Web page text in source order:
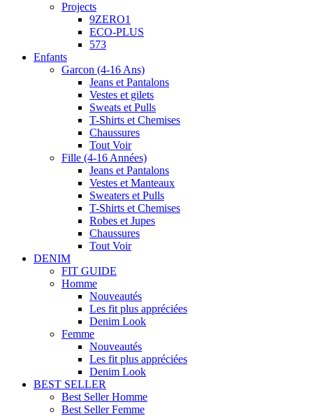
Projects
9ZERO1
ECO-PLUS
573
Enfants
Garcon (4-16 Ans)
Jeans et Pantalons
Vestes et gilets
Sweats et Pulls
T-Shirts et Chemises
Chaussures
Tout Voir
Fille (4-16 Années)
Jeans et Pantalons
Vestes et Manteaux
Sweaters et Pulls
T-Shirts et Chemises
Robes et Jupes
Chaussures
Tout Voir
DENIM
FIT GUIDE
Homme
Nouveautés
Les fit plus appréciées
Denim Look
Femme
Nouveautés
Les fit plus appréciées
Denim Look
BEST SELLER
Best Seller Homme
Best Seller Femme